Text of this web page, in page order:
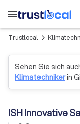
menu
Trustlocal arrow_forward_ios
Sehen Sie sich
Klimatechnikerin
ISH Innovative